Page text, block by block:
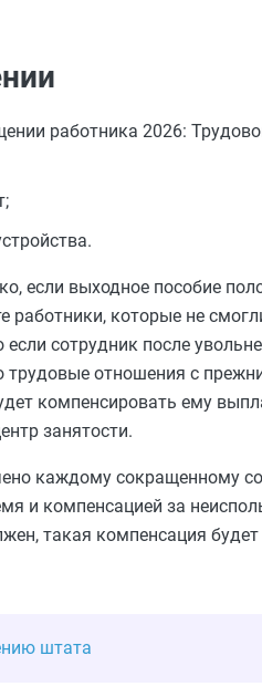
работника 2026:
если выходное пособие
работники, которые не
сотрудник после
отношения с
компенсировать ему
занятости.
каждому сокращенному
и компенсацией за
такая компенсация
штата